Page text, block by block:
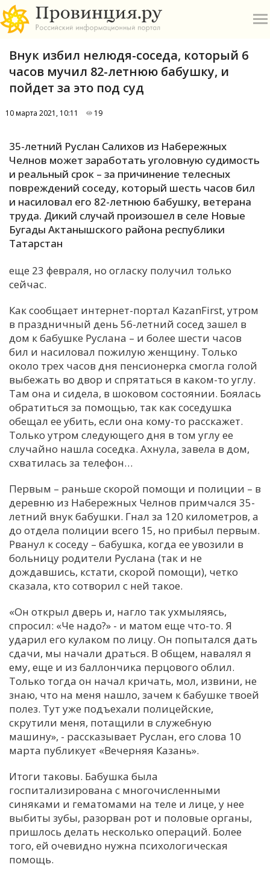
А
Б
В
И
К
М
Н
П
Т
У
Х
Я
Внук избил нелюдя-соседа, который 6
часов мучил 82-летнюю бабушку, и
пойдет за это под суд
10 марта 2021, 10:11 19
35-летний Руслан Салихов из Набережных
Челнов может заработать уголовную судимость
и реальный срок – за причинение телесных
повреждений соседу, который шесть часов бил
и насиловал его 82-летнюю бабушку, ветерана
труда. Дикий случай произошел в селе Новые
Бугады Актанышского района республики
Татарстан
еще 23 февраля, но огласку получил только
сейчас.
Как сообщает интернет-портал KazanFirst, утром
в праздничный день 56-летний сосед зашел в
дом к бабушке Руслана – и более шести часов
бил и насиловал пожилую женщину. Только
около трех часов дня пенсионерка смогла голой
выбежать во двор и спрятаться в каком-то углу.
Там она и сидела, в шоковом состоянии. Боялась
обратиться за помощью, так как соседушка
обещал ее убить, если она кому-то расскажет.
Только утром следующего дня в том углу ее
случайно нашла соседка. Ахнула, завела в дом,
схватилась за телефон…
Первым – раньше скорой помощи и полиции – в
деревню из Набережных Челнов примчался 35-
летний внук бабушки. Гнал за 120 километров, а
до отдела полиции всего 15, но прибыл первым.
Рванул к соседу – бабушка, когда ее увозили в
больницу родители Руслана (так и не
дождавшись, кстати, скорой помощи), четко
сказала, кто сотворил с ней такое.
«Он открыл дверь и, нагло так ухмыляясь,
спросил: «Че надо?» - и матом еще что-то. Я
ударил его кулаком по лицу. Он попытался дать
сдачи, мы начали драться. В общем, навалял я
ему, еще и из баллончика перцового облил.
Только тогда он начал кричать, мол, извини, не
знаю, что на меня нашло, зачем к бабушке твоей
полез. Тут уже подъехали полицейские,
скрутили меня, потащили в служебную
машину», - рассказывает Руслан, его слова 10
марта публикует «Вечерняя Казань».
Итоги таковы. Бабушка была
госпитализирована с многочисленными
синяками и гематомами на теле и лице, у нее
выбиты зубы, разорван рот и половые органы,
пришлось делать несколько операций. Более
того, ей очевидно нужна психологическая
помощь.